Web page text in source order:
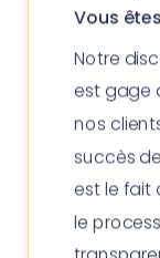
Vous
Notre
est gage
nos
succès
est le fait
le